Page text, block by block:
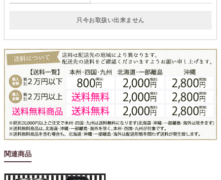
只今お取扱い出来ません
関連商品